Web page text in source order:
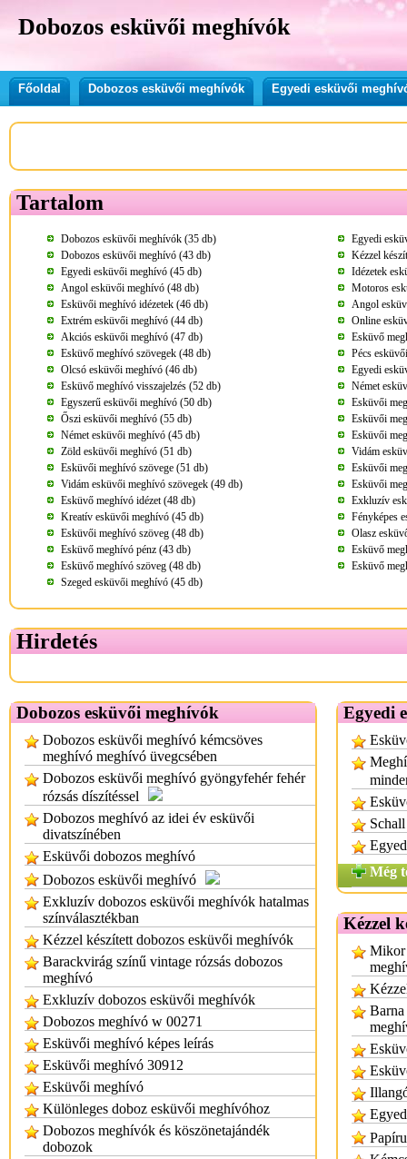
Dobozos esküvői meghívók
Főoldal Dobozos esküvői meghívók Egyedi esküvői
Tartalom
Dobozos esküvői meghívók (35 db)
Egyedi
Dobozos esküvői meghívó (43 db)
Kézzel
Egyedi esküvői meghívó (45 db)
Idézetek
Angol esküvői meghívó (48 db)
Motoros
Esküvői meghívó idézetek (46 db)
Angol
Extrém esküvői meghívó (44 db)
Online
Akciós esküvői meghívó (47 db)
Esküvő
Esküvő meghívó szövegek (48 db)
Pécs
Olcsó esküvői meghívó (46 db)
Egyedi
Esküvő meghívó visszajelzés (52 db)
Német
Egyszerű esküvői meghívó (50 db)
Esküvői
Őszi esküvői meghívó (55 db)
Esküvői
Német esküvői meghívó (45 db)
Esküvői
Zöld esküvői meghívó (51 db)
Vidám
Esküvői meghívó szövege (51 db)
Esküvői
Vidám esküvői meghívó szövegek (49 db)
Esküvői
Esküvő meghívó idézet (48 db)
Exkluzív
Kreatív esküvői meghívó (45 db)
Fényképes
Esküvői meghívó szöveg (48 db)
Olasz
Esküvő meghívó pénz (43 db)
Esküvő
Esküvő meghívó szöveg (48 db)
Esküvő
Szeged esküvői meghívó (45 db)
Hirdetés
Dobozos esküvői meghívók
Dobozos esküvői meghívó kémcsöves
meghívó meghívó üvegcsében
Dobozos esküvői meghívó gyöngyfehér fehér
rózsás díszítéssel
Dobozos meghívó az idei év esküvői
divatszínében
Esküvői dobozos meghívó
Dobozos esküvői meghívó
Exkluzív dobozos esküvői meghívók hatalmas
színválasztékban
Kézzel készített dobozos esküvői meghívók
Barackvirág színű vintage rózsás dobozos
meghívó
Exkluzív dobozos esküvői meghívók
Dobozos meghívó w 00271
Esküvői meghívó képes leírás
Esküvői meghívó 30912
Esküvői meghívó
Különleges doboz esküvői meghívóhoz
Dobozos meghívók és köszönetajándék
dobozok
Egyedi
Még
Kézzel
Mikor
Barna